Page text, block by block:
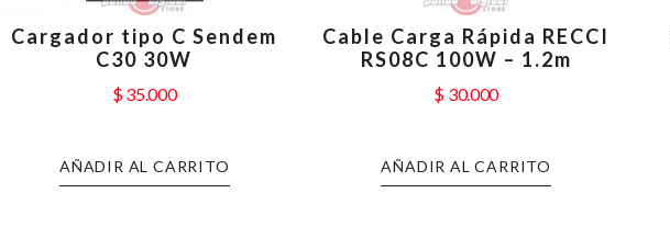
Cargador tipo C Sendem
C30 30W
$35.000
AÑADIR AL CARRITO
Cable Carga Rápida RECCI
RS08C 100W – 1.2m
$ 30.000
AÑADIR AL CARRITO